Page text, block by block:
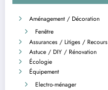
Aménagement / Décoration
Fenêtre
Assurances / Litiges / Recours
Astuce / DIY / Rénovation
Écologie
Équipement
Electro-ménager